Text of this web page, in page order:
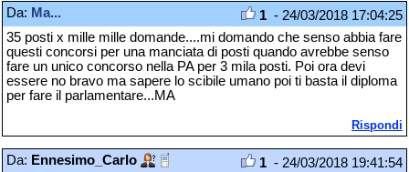
Da: Ma... 1 - 24/03/2018 17:04:25
35 posti x mille mille domande....mi domando che senso abbia fare
questi concorsi per una manciata di posti quando avrebbe senso
fare un unico concorso nella PA per 3 mila posti. Poi ora devi
essere no bravo ma sapere lo scibile umano poi ti basta il diploma
per fare il parlamentare...MA
Rispondi
Da: Ennesimo_Carlo 1 - 24/03/2018 19:41:54